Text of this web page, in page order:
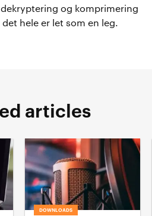
og komprimering
hele er let som en leg.
articles
DOWNLOADS